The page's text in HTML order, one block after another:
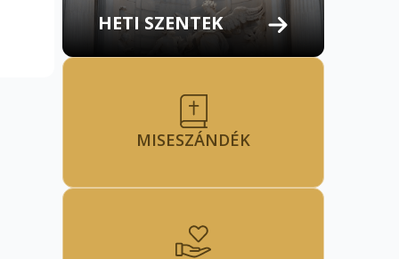
HETI SZENTEK
MISESZÁNDÉK